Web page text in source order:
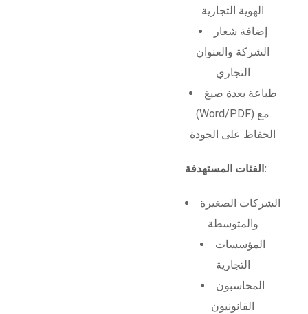
الهوية التجارية
إضافة شعار
الشركة والعنوان
التجاري
طباعة بعدة صيغ
(Word/PDF) مع
الحفاظ على الجودة
الفئات المستهدفة:
الشركات الصغيرة
والمتوسطة
المؤسسات
التجارية
المحاسبون
القانونيون